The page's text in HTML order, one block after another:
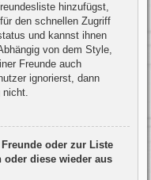
hinzufügst,
den schnellen Zugriff
und kannst ihnen
von dem Style,
Freunde auch
ignorierst, dann
nicht.
oder zur Liste
diese wieder aus